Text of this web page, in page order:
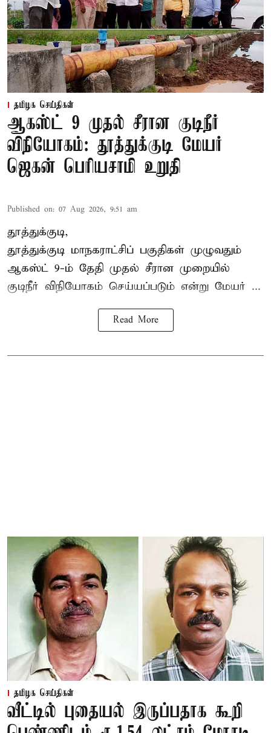
தமிழக செய்திகள்
ஆகஸ்ட் 9 முதல் சீரான குடிநீர்
விநியோகம்: தூத்துக்குடி மேயர்
ஜெகன் பெரியசாமி உறுதி
Published on: 07 Aug 2026, 9:51 am
தூத்துக்குடி,
தூத்துக்குடி மாநகராட்சிப் பகுதிகள் முழுவதும்
ஆகஸ்ட் 9-ம் தேதி முதல் சீரான முறையில்
குடிநீர் விநியோகம் செய்யப்படும் என்று மேயர் ...
Read More
தமிழக செய்திகள்
வீட்டில் புதையல் இருப்பதாக கூறி